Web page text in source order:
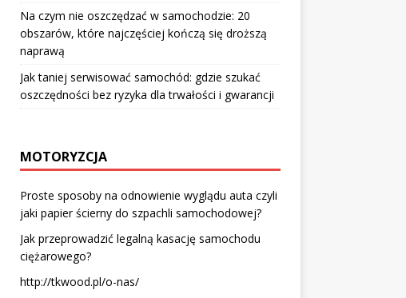
Na czym nie oszczędzać w samochodzie: 20
obszarów, które najczęściej kończą się droższą
naprawą
Jak taniej serwisować samochód: gdzie szukać
oszczędności bez ryzyka dla trwałości i gwarancji
MOTORYZCJA
Proste sposoby na odnowienie wyglądu auta czyli
jaki papier ścierny do szpachli samochodowej?
Jak przeprowadzić legalną kasację samochodu
ciężarowego?
http://tkwood.pl/o-nas/